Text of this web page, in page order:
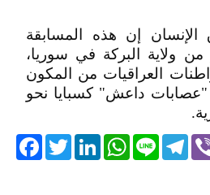
إن هذه المسابقة
ولاية البركة في سوريا،
العراقيات من المكون
"عصابات داعش" كسبايا نحو
TwitterLinkedIn
WhatsApp Line
Telegram